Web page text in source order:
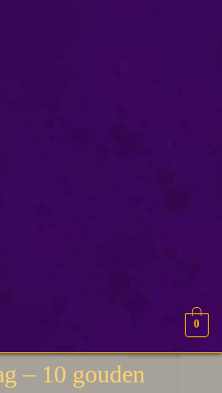
0
zelf een
– 10 gouden